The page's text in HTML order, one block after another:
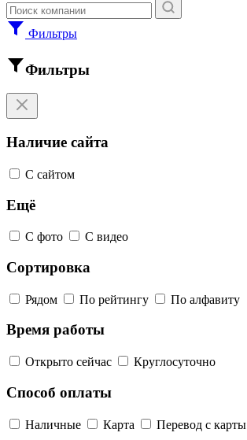
Фильтры
Фильтры
Наличие сайта
С сайтом
Ещё
С фото С видео
Сортировка
Рядом По рейтингу По алфавиту
Время работы
Открыто сейчас Круглосуточно
Способ оплаты
Наличные Карта Перевод с карты